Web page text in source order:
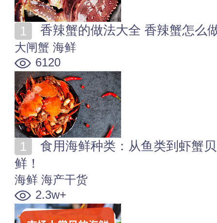
香辣蟹的做法大全 香辣蟹怎么
大闸蟹 海鲜
6120
鲜！
海鲜 海产干货
2.3w+